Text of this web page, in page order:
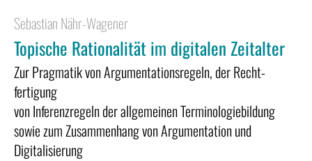
Sebastian Nähr-Wagener
Topische Rationalität im digitalen Zeitalter
Zur Pragmatik von Argumentationsregeln, der Recht­
fertigung
von Inferenzregeln der allgemeinen Terminologiebildung
sowie zum Zusammenhang von Argumentation und
Digitalisierung